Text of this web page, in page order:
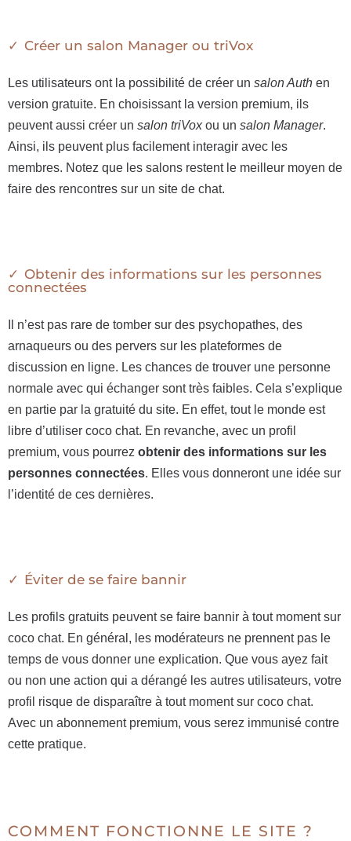
Créer un salon Manager ou triVox
Les utilisateurs ont la possibilité de créer un salon Auth en
version gratuite. En choisissant la version premium, ils
peuvent aussi créer un salon triVoxou un salon Manager.
Ainsi, ils peuvent plus facilement interagir avec les
membres. Notez que les salons restent le meilleur moyen de
faire des rencontres sur un site de chat.
Obtenir des informations sur les personnes
connectées
Il n’est pas rare de tomber sur des psychopathes, des
arnaqueurs ou des pervers sur les plateformes de
discussion en ligne. Les chances de trouver une personne
normale avec qui échanger sont très faibles. Cela s’explique
en partie par la gratuité du site. En effet, tout le monde est
libre d’utiliser coco chat. En revanche, avec un profil
premium, vous pourrez obtenir des informations sur les
personnes connectées. Elles vous donneront une idée sur
l’identité de ces dernières.
Éviter de se faire bannir
Les profils gratuits peuvent se faire bannir à tout moment sur
coco chat. En général, les modérateurs ne prennent pas le
temps de vous donner une explication. Que vous ayez fait
ou non une action qui a dérangé les autres utilisateurs, votre
profil risque de disparaître à tout moment sur coco chat.
Avec un abonnement premium, vous serez immunisé contre
cette pratique.
COMMENT FONCTIONNE LE SITE ?